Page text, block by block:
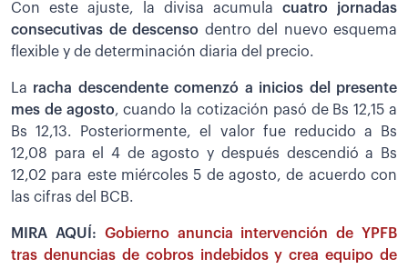
Con este ajuste, la divisa acumula cuatro jornadas
consecutivas de descenso dentro del nuevo esquema
flexible y de determinación diaria del precio.
La racha descendente comenzó a inicios del presente
mes de agosto, cuando la cotización pasó de Bs 12,15 a
Bs 12,13. Posteriormente, el valor fue reducido a Bs
12,08 para el 4 de agosto y después descendió a Bs
12,02 para este miércoles 5 de agosto, de acuerdo con
las cifras del BCB.
MIRA AQUÍ: Gobierno anuncia intervención de YPFB
tras denuncias de cobros indebidos y crea equipo de